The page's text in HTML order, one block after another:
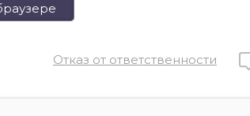
Отказ от ответственности